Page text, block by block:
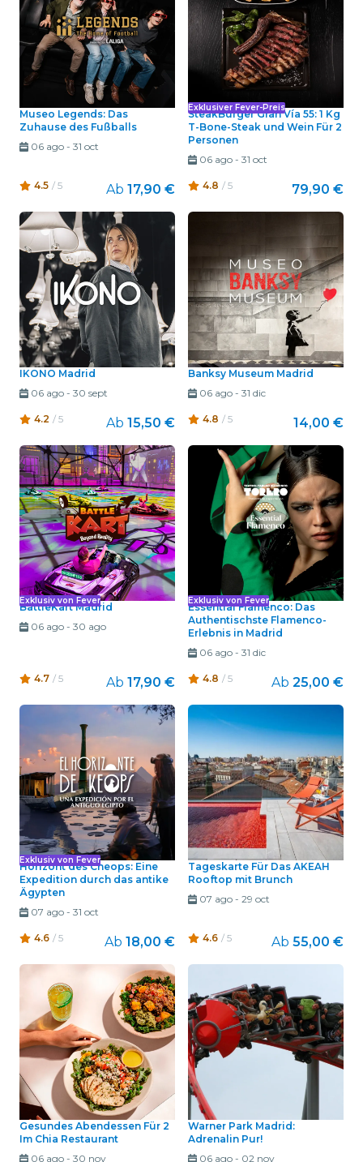
Museo Legends: Das
Zuhause des Fußballs
06 ago- 31 oct
4.5 / 5 Ab 17,90 €
Exklusiver Fever-Preis
SteakBurger Gran Vía 55: 1 Kg
T-Bone-Steak und Wein Für 2
Personen
06 ago- 31 oct
4.8 / 5 79,90 €
IKONO Madrid
06 ago- 30 sept
4.2 / 5 Ab 15,50 €
Banksy Museum Madrid
06 ago- 31 dic
4.8 / 5 14,00 €
Exklusiv von Fever
BattleKart Madrid
06 ago- 30 ago
4.7 / 5 Ab 17,90 €
Exklusiv von Fever
Essential Flamenco: Das
Authentischste Flamenco-
Erlebnis in Madrid
06 ago- 31 dic
4.8 / 5 Ab 25,00 €
Exklusiv von Fever
Horizont des Cheops: Eine
Expedition durch das antike
Ägypten
07 ago- 31 oct
4.6 / 5 Ab 18,00 €
Tageskarte Für Das AKEAH
Rooftop mit Brunch
07 ago- 29 oct
4.6 / 5 Ab 55,00 €
Gesundes Abendessen Für 2
Im Chia Restaurant
06 ago- 30 nov
Warner Park Madrid:
Adrenalin Pur!
06 ago- 02 nov